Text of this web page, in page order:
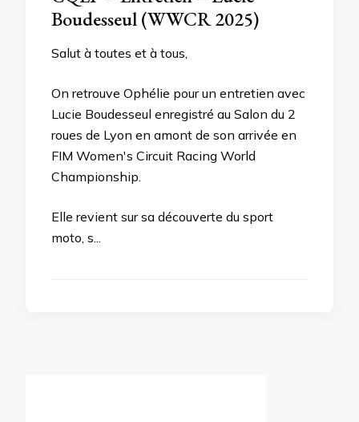
Boudesseul (WWCR 2025)
Salut à toutes et à tous,
On retrouve Ophélie pour un entretien avec
Lucie Boudesseul enregistré au Salon du 2
roues de Lyon en amont de son arrivée en
FIM Women's Circuit Racing World
Championship.
Elle revient sur sa découverte du sport
moto, s...